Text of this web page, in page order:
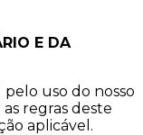
E DA
uso do nosso
regras deste
aplicável.